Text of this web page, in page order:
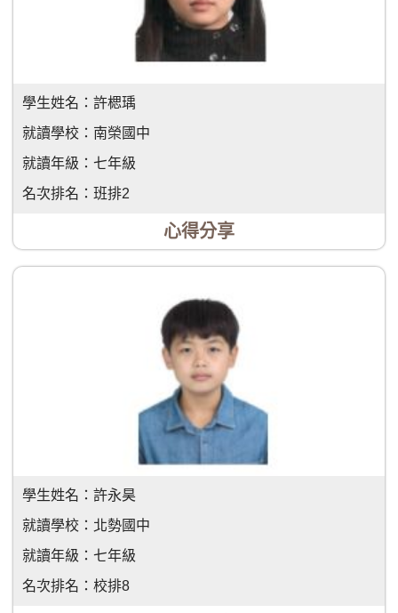
學生姓名： 許楒瑀
就讀學校： 南榮國中
就讀年級： 七年級
名次排名： 班排2
心得分享
學生姓名： 許永昊
就讀學校： 北勢國中
就讀年級： 七年級
名次排名： 校排8